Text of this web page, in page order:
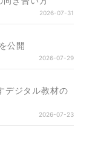
2026-07-31
公開
2026-07-29
デジタル教材の
2026-07-23